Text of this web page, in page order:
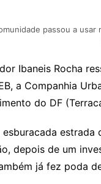
passou a usar
Ibaneis Rocha
a Companhia
do DF
esburacada
depois de um
já fez poda